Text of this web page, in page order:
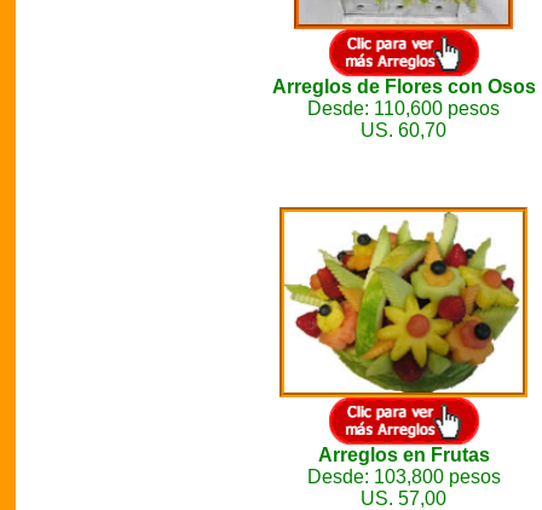
Arreglos de Flores con Osos
Desde: 110,600 pesos
US. 60,70
Arreglos en Frutas
Desde: 103,800 pesos
US. 57,00